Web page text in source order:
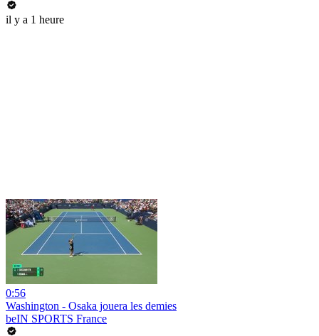
il y a 1 heure
0:56
Washington - Osaka jouera les demies
beIN SPORTS France